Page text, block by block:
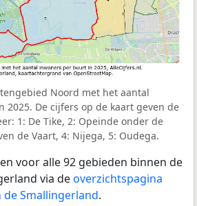
Noord met het aantal
2025. De cijfers op de kaart geven de
1: De Tike, 2: Opeinde onder de
de Vaart, 4: Nijega, 5: Oudega.
voor alle 92 gebieden binnen de
via deoverzichtspagina
Smallingerland.